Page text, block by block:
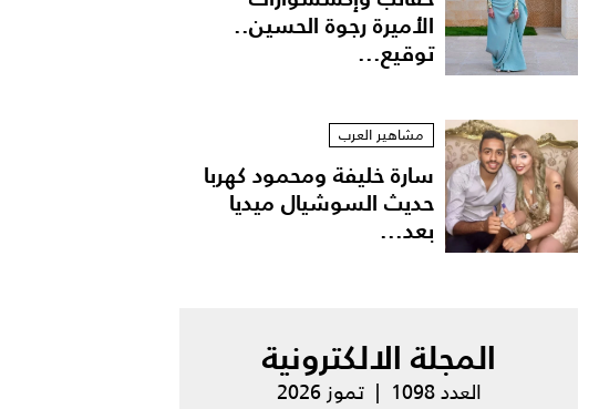
الأميرة رجوة الحسين..
توقيع...
مشاهير العرب
سارة خليفة ومحمود كهربا
حديث السوشيال ميديا
بعد...
المجلة الالكترونية
العدد 1098 | تموز 2026